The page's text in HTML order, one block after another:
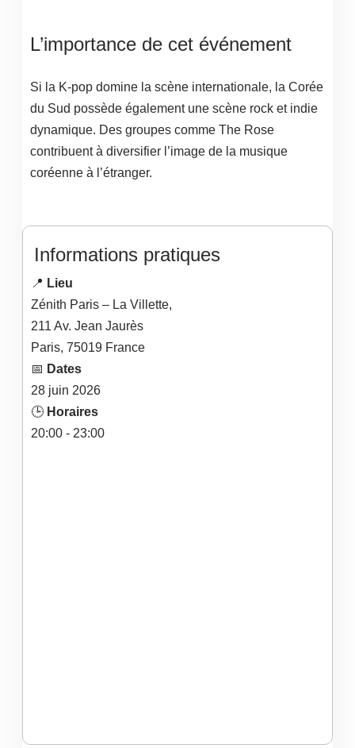
L’importance de cet événement
Si la K-pop domine la scène internationale, la Corée
du Sud possède également une scène rock et indie
dynamique. Des groupes comme The Rose
contribuent à diversifier l’image de la musique
coréenne à l’étranger.
Informations pratiques
📍 Lieu
Zénith Paris – La Villette,
211 Av. Jean Jaurès
Paris, 75019 France
📅 Dates
28 juin 2026
🕒 Horaires
20:00 - 23:00